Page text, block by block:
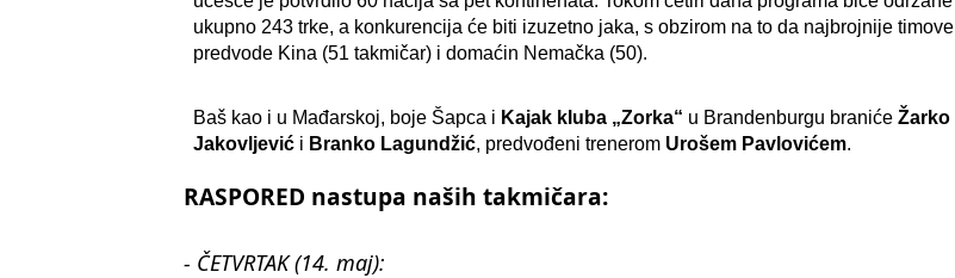
ukupno 243 trke, a konkurencija će biti izuzetno jaka, s obzirom na to da najbrojnije timove
predvode Kina (51 takmičar) i domaćin Nemačka (50).
Baš kao i u Mađarskoj, boje Šapca i Kajak kluba „Zorka“ u Brandenburgu branićeŽarko
Jakovljević i Branko Lagundžić, predvođeni trenerom Urošem Pavlovićem.
RASPORED nastupa naših takmičara:
- ČETVRTAK (14. maj):